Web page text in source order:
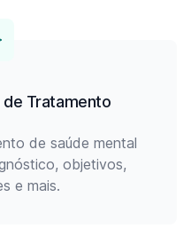
de Tratamento
de saúde mental
objetivos,
e mais.